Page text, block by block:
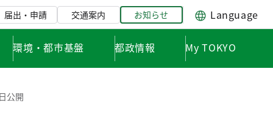
届出・申請 交通案内 お知らせ Language
環境・都市基盤 都政情報 My TOKYO
公開